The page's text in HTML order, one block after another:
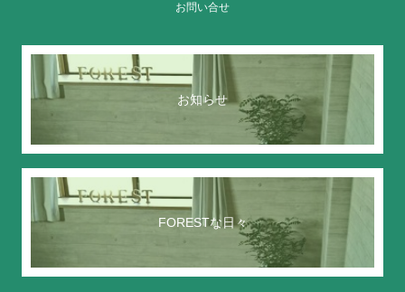
お問い合せ
お知らせ
FORESTな日々